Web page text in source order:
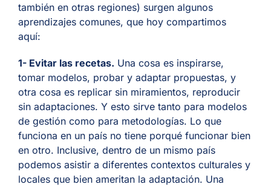
también en otras regiones) surgen algunos
aprendizajes comunes, que hoy compartimos
aquí:
1- Evitar las recetas. Una cosa es inspirarse,
tomar modelos, probar y adaptar propuestas, y
otra cosa es replicar sin miramientos, reproducir
sin adaptaciones. Y esto sirve tanto para modelos
de gestión como para metodologías. Lo que
funciona en un país no tiene porqué funcionar bien
en otro. Inclusive, dentro de un mismo país
podemos asistir a diferentes contextos culturales y
locales que bien ameritan la adaptación. Una